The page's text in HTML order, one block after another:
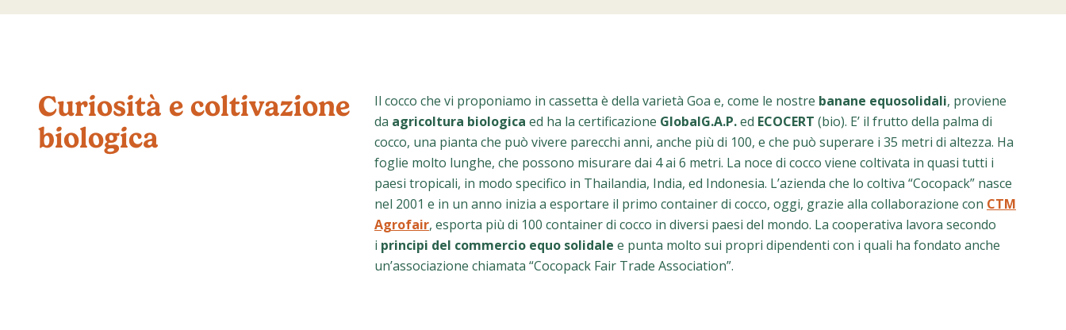
Curiosità e coltivazione
biologica
Il cocco che vi proponiamo in cassetta è della varietà Goa e, come le nostre banane equosolidali, proviene
da agricoltura biologica ed ha la certificazione GlobalG.A.P.ed ECOCERT (bio). E’ il frutto della palma di
cocco, una pianta che può vivere parecchi anni, anche più di 100, e che può superare i 35 metri di altezza. Ha
foglie molto lunghe, che possono misurare dai 4 ai 6 metri. La noce di cocco viene coltivata in quasi tutti i
paesi tropicali, in modo specifico in Thailandia, India, ed Indonesia. L’azienda che lo coltiva “Cocopack” nasce
nel 2001 e in un anno inizia a esportare il primo container di cocco, oggi, grazie alla collaborazione con CTM
Agrofair, esporta più di 100 container di cocco in diversi paesi del mondo. La cooperativa lavora secondo
i principi del commercio equo solidale e punta molto sui propri dipendenti con i quali ha fondato anche
un’associazione chiamata “Cocopack Fair Trade Association”.